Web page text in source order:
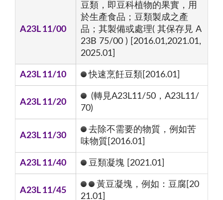
A23L 11/00
豆類，即豆科植物的果實，用
於生產食品；豆類製成之產
品；其製備或處理( 其保存見 A
23B 75/00 ) [2016.01,2021.01,
2025.01]
A23L 11/10 快速烹飪豆類[2016.01]
A23L 11/20
(轉見A23L11/50，A23L11/
70)
A23L 11/30
去除不需要的物質，例如苦
味物質[2016.01]
A23L 11/40 豆類凝塊 [2021.01]
A23L 11/45
黃豆凝塊，例如：豆腐[20
21.01]